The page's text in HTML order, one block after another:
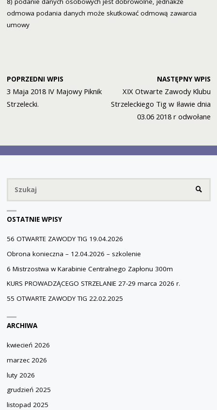
odmowa podania danych może skutkować odmową zawarcia
umowy
POPRZEDNI WPIS
3 Maja 2018 IV Majowy Piknik
Strzelecki.
NASTĘPNY WPIS
XIX Otwarte Zawody Klubu
Strzeleckiego Tig w Iławie dnia
03.06 2018 r odwołane
OSTATNIE WPISY
56 OTWARTE ZAWODY TIG 19.04.2026
Obrona konieczna – 12.04.2026 – szkolenie
6 Mistrzostwa w Karabinie Centralnego Zapłonu 300m
KURS PROWADZĄCEGO STRZELANIE 27-29 marca 2026 r.
55 OTWARTE ZAWODY TIG 22.02.2025
ARCHIWA
kwiecień 2026
marzec 2026
luty 2026
grudzień 2025
listopad 2025